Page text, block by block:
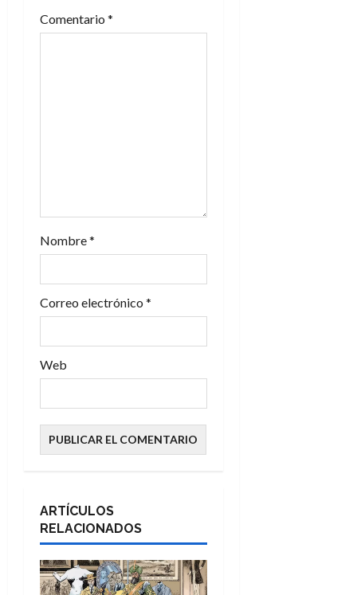
e
d
s
Comentario *
Nombre*
Correo electrónico *
Web
ARTÍCULOS
RELACIONADOS